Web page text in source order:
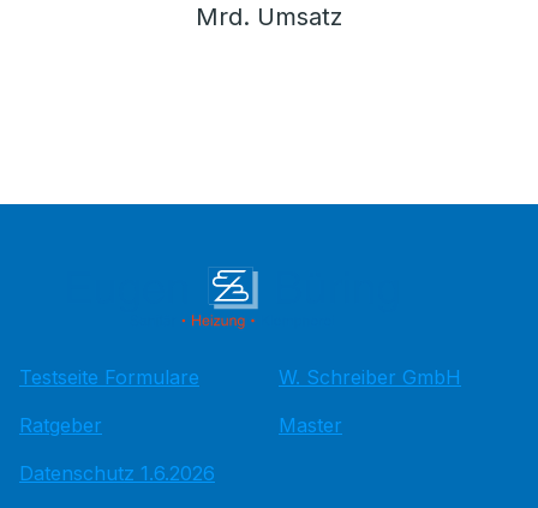
Mrd. Umsatz
Testseite Formulare
Ratgeber
Datenschutz 1.6.2026
W. Schreiber GmbH
Master